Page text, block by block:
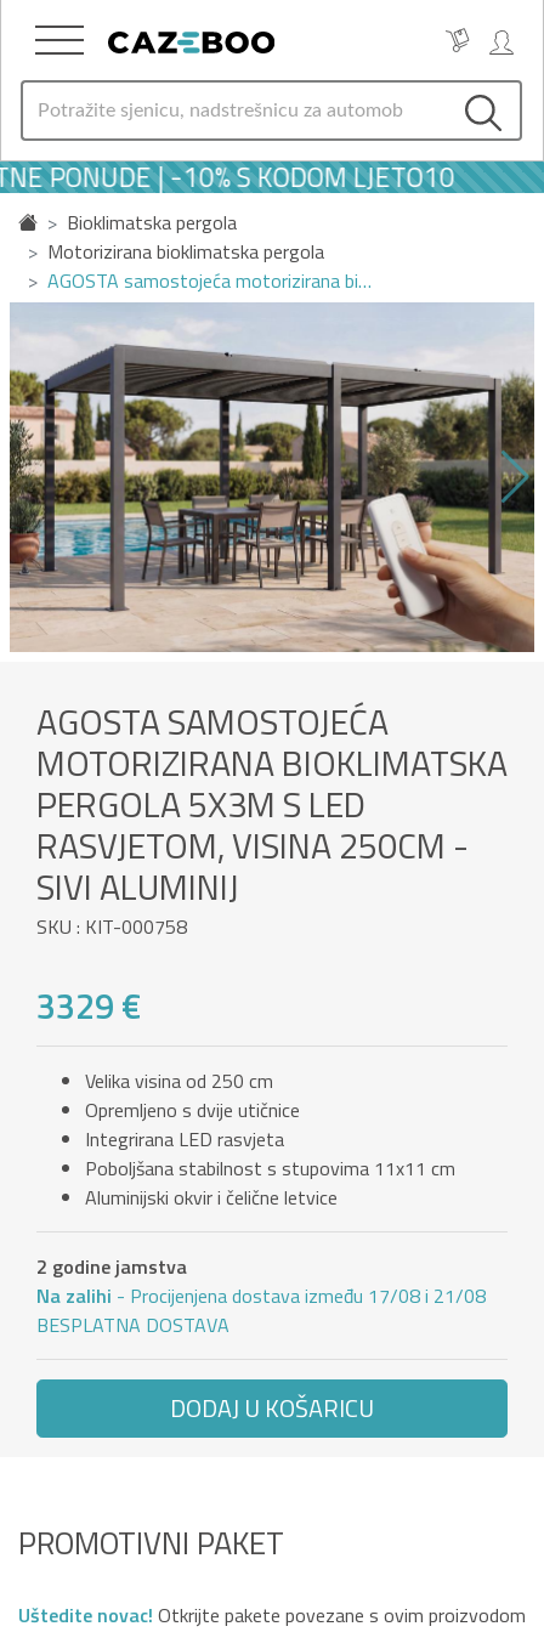
PONUDE | -10% S KODOM LJETO10
Bioklimatska pergola
Motorizirana bioklimatska pergola
AGOSTA samostojeća motorizirana bi…
AGOSTA SAMOSTOJEĆA
MOTORIZIRANA BIOKLIMATSKA
PERGOLA 5X3M S LED
RASVJETOM, VISINA 250CM -
SIVI ALUMINIJ
SKU : KIT-000758
3329 €
Velika visina od 250 cm
Opremljeno s dvije utičnice
Integrirana LED rasvjeta
Poboljšana stabilnost s stupovima 11x11 cm
Aluminijski okvir i čelične letvice
2 godine jamstva
Na zalihi - Procijenjena dostava između 17/08 i 21/08
BESPLATNA DOSTAVA
DODAJ U KOŠARICU
PROMOTIVNI PAKET
Uštedite novac! Otkrijte pakete povezane s ovim proizvodom